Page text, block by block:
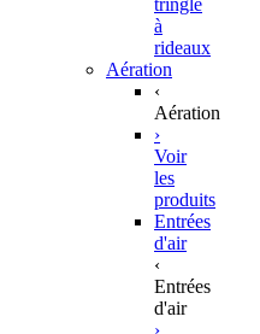
à
rideaux
Aération
‹
Aération
›
Voir
les
produits
Entrées
d'air
‹
Entrées
d'air
›